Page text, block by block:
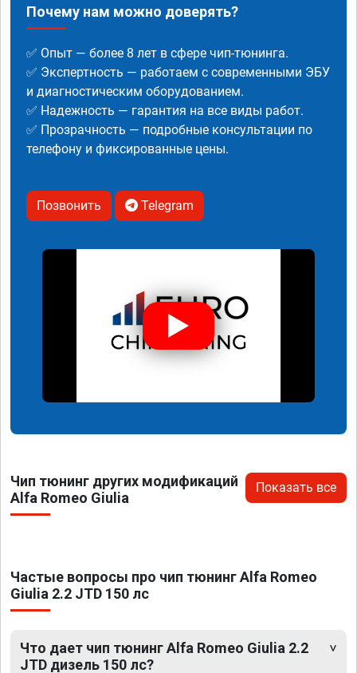
Почему нам можно доверять?
✅ Опыт — более 8 лет в сфере чип-тюнинга.
✅ Экспертность — работаем с современными ЭБУ
и диагностическим оборудованием.
✅ Надежность — гарантия на все виды работ.
✅ Прозрачность — подробные консультации по
телефону и фиксированные цены.
Позвонить Telegram
Чип тюнинг других модификаций
Alfa Romeo Giulia
Показать все
Частые вопросы про чип тюнинг Alfa Romeo
Giulia 2.2 JTD 150 лс
Что дает чип тюнинг Alfa Romeo Giulia 2.2
JTD дизель 150 лс?